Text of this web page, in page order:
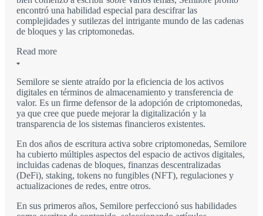
encontró una habilidad especial para descifrar las
complejidades y sutilezas del intrigante mundo de las cadenas
de bloques y las criptomonedas.
Read more
Semilore se siente atraído por la eficiencia de los activos
digitales en términos de almacenamiento y transferencia de
valor. Es un firme defensor de la adopción de criptomonedas,
ya que cree que puede mejorar la digitalización y la
transparencia de los sistemas financieros existentes.
En dos años de escritura activa sobre criptomonedas, Semilore
ha cubierto múltiples aspectos del espacio de activos digitales,
incluidas cadenas de bloques, finanzas descentralizadas
(DeFi), staking, tokens no fungibles (NFT), regulaciones y
actualizaciones de redes, entre otros.
En sus primeros años, Semilore perfeccionó sus habilidades